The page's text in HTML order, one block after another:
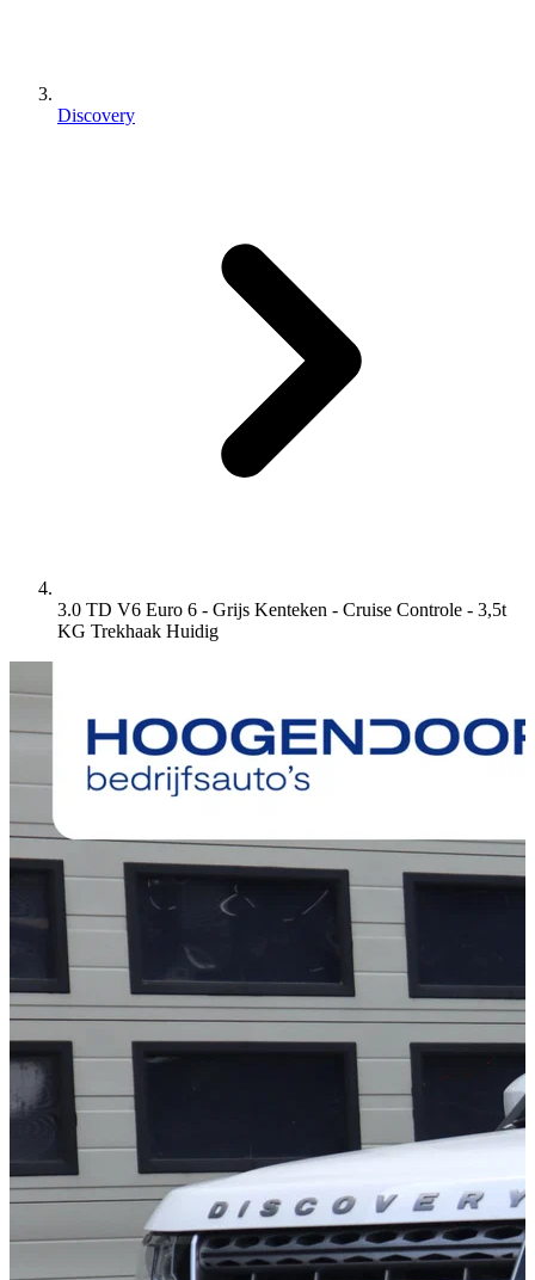
Discovery
3.0 TD V6 Euro 6 - Grijs Kenteken - Cruise Controle - 3,5t
KG Trekhaak Huidig